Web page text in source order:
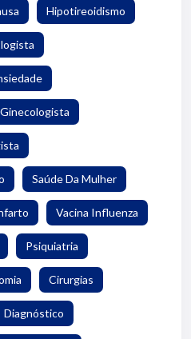
Hipotireoidismo
Ginecologista
Saúde Da Mulher
Vacina Influenza
Psiquiatria
Cirurgias
Diagnóstico